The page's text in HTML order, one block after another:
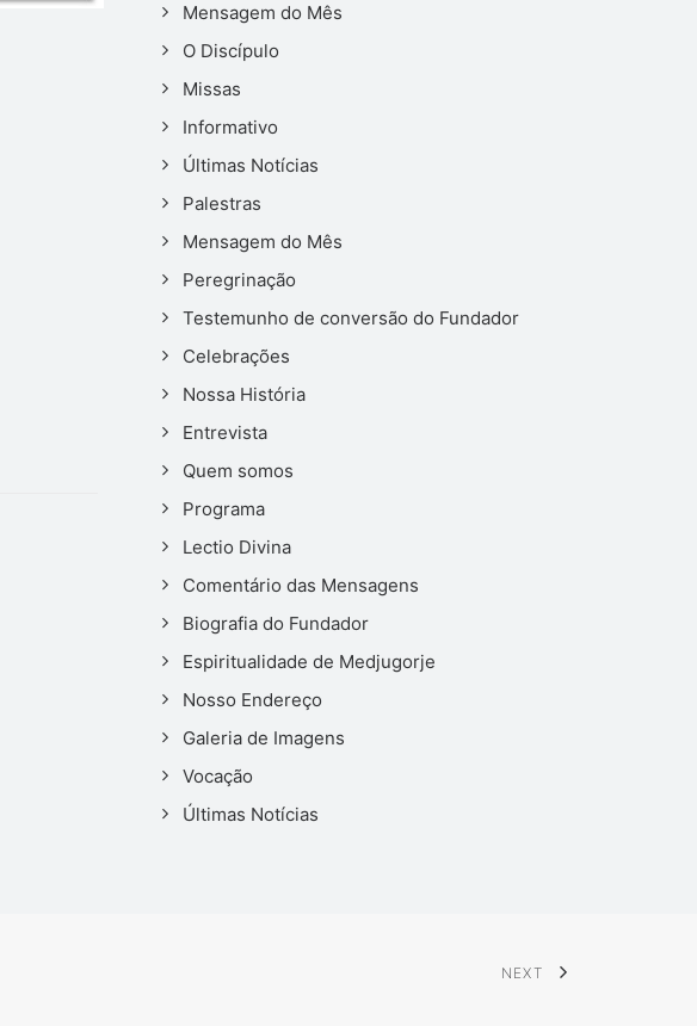
Mensagem do Mês
O Discípulo
Missas
Informativo
Últimas Notícias
Palestras
Mensagem do Mês
Peregrinação
Testemunho de conversão do Fundador
Celebrações
Nossa História
Entrevista
Quem somos
Programa
Lectio Divina
Comentário das Mensagens
Biografia do Fundador
Espiritualidade de Medjugorje
Nosso Endereço
Galeria de Imagens
Vocação
Últimas Notícias
NEXT